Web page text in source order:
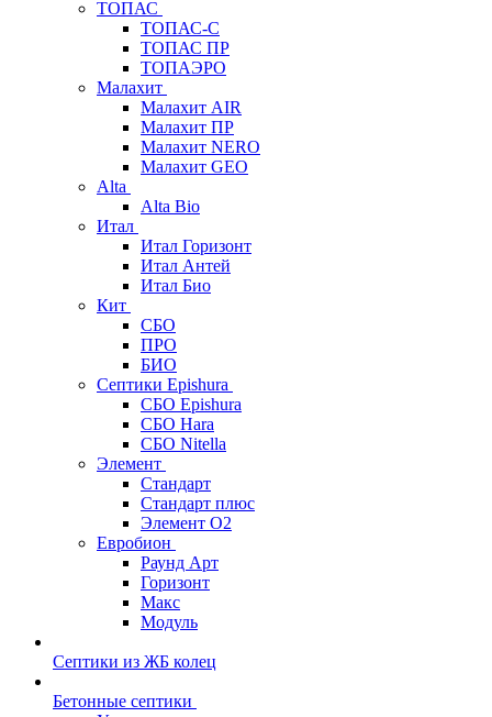
ТОПАС
ТОПАС-С
ТОПАС ПР
ТОПАЭРО
Малахит
Малахит AIR
Малахит ПР
Малахит NERO
Малахит GEO
Alta
Alta Bio
Итал
Итал Горизонт
Итал Антей
Итал Био
Кит
СБО
ПРО
БИО
Септики Epishura
СБО Epishura
СБО Hara
СБО Nitella
Элемент
Стандарт
Стандарт плюс
Элемент О2
Евробион
Раунд Арт
Горизонт
Макс
Модуль
Септики из ЖБ колец
Бетонные септики